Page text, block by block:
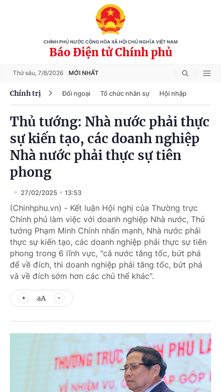
CHÍNH PHỦ NƯỚC CỘNG HÒA XÃ HỘI CHỦ NGHĨA VIỆT NAM
Báo Điện tử Chính phủ
Thứ sáu, 7/8/2026 MỚI NHẤT
Chính trị Đối ngoại Tổ chức nhân sự Hội nhập
Thủ tướng: Nhà nước phải thực
sự kiến tạo, các doanh nghiệp
Nhà nước phải thực sự tiên
phong
27/02/2025 13:53
(Chinhphu.vn) - Kết luận Hội nghị của Thường trực
Chính phủ làm việc với doanh nghiệp Nhà nước, Thủ
tướng Phạm Minh Chính nhấn mạnh, Nhà nước phải
thực sự kiến tạo, các doanh nghiệp phải thực sự tiên
phong trong 6 lĩnh vực, "cả nước tăng tốc, bứt phá
để về đích, thì doanh nghiệp phải tăng tốc, bứt phá
và về đích sớm hơn các chủ thể khác".
aA